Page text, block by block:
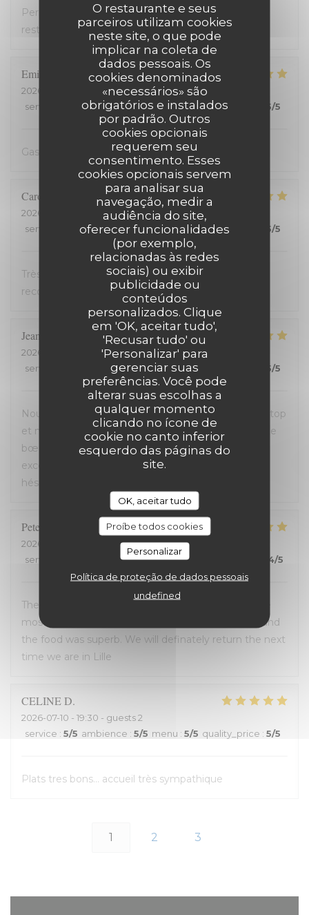
O restaurante e seus
parceiros utilizam cookies
neste site, o que pode
implicar na coleta de
dados pessoais. Os
cookies denominados
«necessários» são
obrigatórios e instalados
por padrão. Outros
cookies opcionais
requerem seu
consentimento. Esses
cookies opcionais servem
para analisar sua
navegação, medir a
audiência do site,
oferecer funcionalidades
(por exemplo,
relacionadas às redes
sociais) ou exibir
publicidade ou
conteúdos
personalizados. Clique
em 'OK, aceitar tudo',
'Recusar tudo' ou
'Personalizar' para
gerenciar suas
preferências. Você pode
alterar suas escolhas a
qualquer momento
clicando no ícone de
cookie no canto inferior
esquerdo das páginas do
site.
OK, aceitar tudo
Proíbe todos cookies
Personalizar
Política de proteção de dados pessoais
undefined
Personnel très accueillant, très bons plats, carte
restreinte
Emilienne
2026-07-19
- 19:30 - guests 2
service
ambience:5/5 menu:5/5 quality_price 5/5
Gastvrij, gezellig, heerlijk
Carole
2026-07-18
- 21:00 - guests 2
service
ambience: 5 /5 menu:5 /5 quality_price 5/5
Très bon accueil et cuisine excellente. On
recommande !
Jean-David
2026-07-13
- 20:30 - guests 2
service
ambience:5/5 menu: 5/5 5/5
Nous avons passé une excellente soirée, service au top
et nourriture de très bonne qualité. J’ai pris la cote de
bœuf et je me suis régalé. Les frites étaient aussi
excellentes. Nous recommandons sans aucune
hésitation.
Peter
2026-07-12
- 14:00 - guests 2
service
ambience:5/5 menu:5 4/5
The entire experience was wonderful: the staff were
most helpful, the ambiance was “Old Lille” charm, and
the food was superb. We will definately return the next
time we are in Lille
CELINED
2026-07-10 - 19:30 - guests 2
service : 5/5 ambience : 5/5 menu : 5/5 quality_price : 5/5
Plats tres bons... accueil très sympathique
1 2 3